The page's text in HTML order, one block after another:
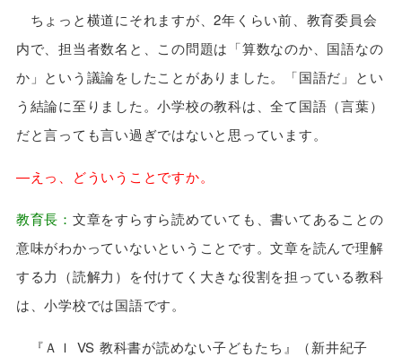
ちょっと横道にそれますが、2年くらい前、教育委員会
内で、担当者数名と、この問題は「算数なのか、国語なの
か」という議論をしたことがありました。「国語だ」とい
う結論に至りました。小学校の教科は、全て国語（言葉）
だと言っても言い過ぎではないと思っています。
—えっ、どういうことですか。
教育長： 文章をすらすら読めていても、書いてあることの
意味がわかっていないということです。文章を読んで理解
する力（読解力）を付けてく大きな役割を担っている教科
は、小学校では国語です。
『ＡＩ VS 教科書が読めない子どもたち』（新井紀子